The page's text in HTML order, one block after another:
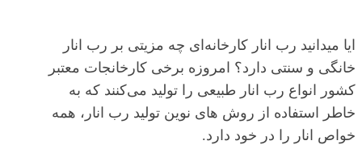
ایا میدانید رب انار کارخانه‌ای چه مزیتی بر رب انار
خانگی و سنتی دارد؟ امروزه برخی کارخانجات معتبر
کشور انواع رب انار طبیعی را تولید می‌کنند که به
خاطر استفاده از روش های نوین تولید رب انار، همه
خواص انار را در خود دارد.